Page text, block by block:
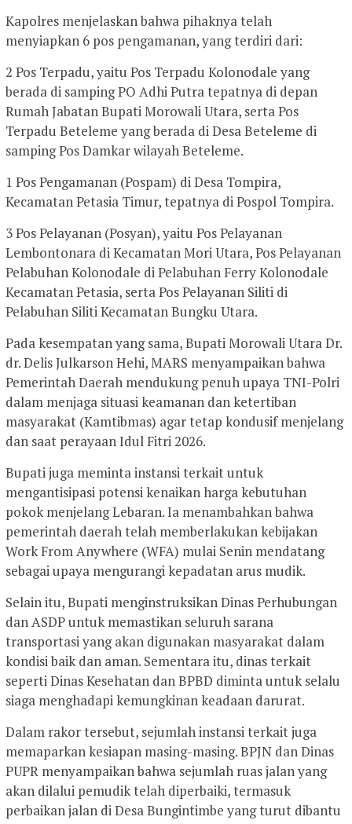
Kapolres menjelaskan bahwa pihaknya telah
menyiapkan 6 pos pengamanan, yang terdiri dari:
2 Pos Terpadu, yaitu Pos Terpadu Kolonodale yang
berada di samping PO Adhi Putra tepatnya di depan
Rumah Jabatan Bupati Morowali Utara, serta Pos
Terpadu Beteleme yang berada di Desa Beteleme di
samping Pos Damkar wilayah Beteleme.
1 Pos Pengamanan (Pospam) di Desa Tompira,
Kecamatan Petasia Timur, tepatnya di Pospol Tompira.
3 Pos Pelayanan (Posyan), yaitu Pos Pelayanan
Lembontonara di Kecamatan Mori Utara, Pos Pelayanan
Pelabuhan Kolonodale di Pelabuhan Ferry Kolonodale
Kecamatan Petasia, serta Pos Pelayanan Siliti di
Pelabuhan Siliti Kecamatan Bungku Utara.
Pada kesempatan yang sama, Bupati Morowali Utara Dr.
dr. Delis Julkarson Hehi, MARS menyampaikan bahwa
Pemerintah Daerah mendukung penuh upaya TNI-Polri
dalam menjaga situasi keamanan dan ketertiban
masyarakat (Kamtibmas) agar tetap kondusif menjelang
dan saat perayaan Idul Fitri 2026.
Bupati juga meminta instansi terkait untuk
mengantisipasi potensi kenaikan harga kebutuhan
pokok menjelang Lebaran. Ia menambahkan bahwa
pemerintah daerah telah memberlakukan kebijakan
Work From Anywhere (WFA) mulai Senin mendatang
sebagai upaya mengurangi kepadatan arus mudik.
Selain itu, Bupati menginstruksikan Dinas Perhubungan
dan ASDP untuk memastikan seluruh sarana
transportasi yang akan digunakan masyarakat dalam
kondisi baik dan aman. Sementara itu, dinas terkait
seperti Dinas Kesehatan dan BPBD diminta untuk selalu
siaga menghadapi kemungkinan keadaan darurat.
Dalam rakor tersebut, sejumlah instansi terkait juga
memaparkan kesiapan masing-masing. BPJN dan Dinas
PUPR menyampaikan bahwa sejumlah ruas jalan yang
akan dilalui pemudik telah diperbaiki, termasuk
perbaikan jalan di Desa Bungintimbe yang turut dibantu